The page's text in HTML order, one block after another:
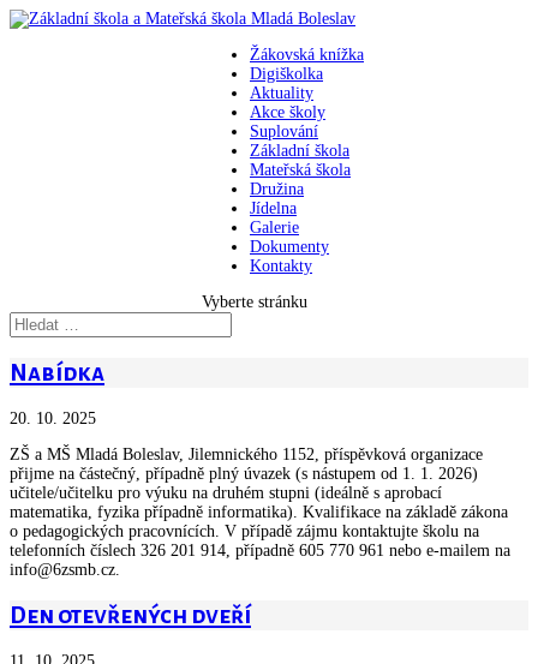
Žákovská knížka
Digiškolka
Aktuality
Akce školy
Suplování
Základní škola
Mateřská škola
Družina
Jídelna
Galerie
Dokumenty
Kontakty
Vyberte stránku
Nabídka
20. 10. 2025
ZŠ a MŠ Mladá Boleslav, Jilemnického 1152, příspěvková organizace
přijme na částečný, případně plný úvazek (s nástupem od 1. 1. 2026)
učitele/učitelku pro výuku na druhém stupni (ideálně s aprobací
matematika, fyzika případně informatika). Kvalifikace na základě zákona
o pedagogických pracovnících. V případě zájmu kontaktujte školu na
telefonních číslech 326 201 914, případně 605 770 961 nebo e-mailem na
info@6zsmb.cz.
Den otevřených dveří